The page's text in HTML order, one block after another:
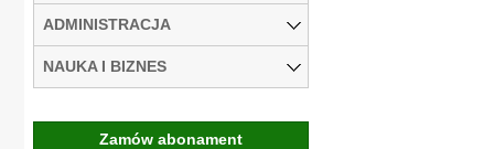
ADMINISTRACJA
NAUKA I BIZNES
Zamów abonament